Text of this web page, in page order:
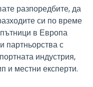
разпоредбите, да
си по време
в Европа
партньорства с
индустрия,
и местни експерти.